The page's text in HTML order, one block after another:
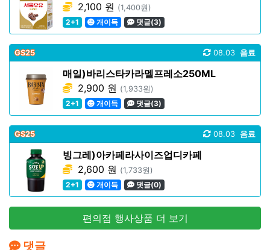
2,100 원 (1,400원)
2+1
개이득 댓글(3)
GS25 음료
08.03
매일)바리스타카라멜프레소250ML
2,900 원 (1,933원)
2+1
개이득 댓글(3)
GS25 음료
08.03
빙그레)아카페라사이즈업디카페
2,600 원 (1,733원)
2+1
개이득 댓글(0)
편의점 행사상품 더 보기
댓글